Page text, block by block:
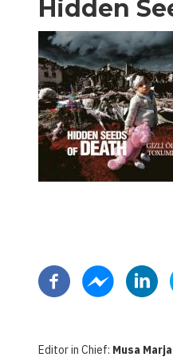
Hidden
Editor in Chief: Musa